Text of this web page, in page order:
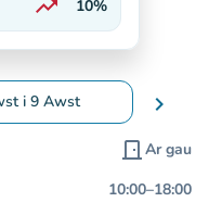
trending_up
Ar gynnydd
10%
i 9 Awst
i newid dyddiadau chevron_right
door_front Ar gau
10:00–18:00